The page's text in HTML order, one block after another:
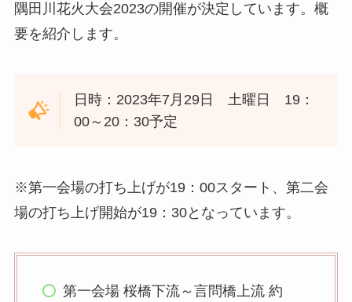
隅田川花火大会2023の開催が決定しています。概
要を紹介します。
日時：2023年7月29日 土曜日 19：
00～20：30予定
※第一会場の打ち上げが19：00スタート、第二会
場の打ち上げ開始が19：30となっています。
第一会場 桜橋下流～言問橋上流 約